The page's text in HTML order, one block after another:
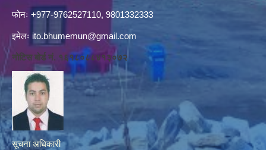
फोनः +977-9762527110, 9801332333
इमेलः ito.bhumemun@gmail.com
नोटिस बोर्ड नं. १६१८०८८४१३०७२
सूचना अधिकारी